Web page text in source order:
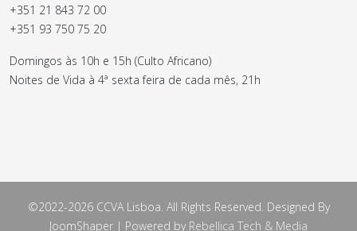
+351 21 843 72 00
+351 93 750 75 20
Domingos às 10h e 15h (Culto Africano)
Noites de Vida à 4ª sexta feira de cada mês, 21h
©2022-2026 CCVA Lisboa. All Rights Reserved. Designed By
JoomShaper | Powered by Rebellica Tech & Media